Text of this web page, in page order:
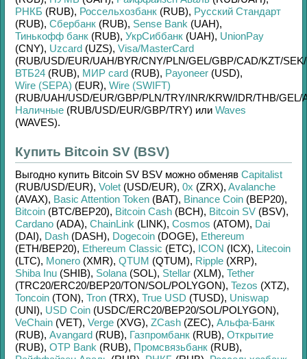
РНКБ (RUB), Россельхозбанк (RUB), Русский Стандарт
(RUB), Сбербанк (RUB), Sense Bank (UAH),
Тинькофф банк (RUB), УкрСиббанк (UAH), UnionPay
(CNY), Uzcard (UZS), Visa/MasterCard
(RUB/USD/EUR/UAH/BYR/CNY/PLN/GEL/GBP/CAD/KZT/SEK/
ВТБ24 (RUB), МИР card (RUB), Payoneer (USD),
Wire (SEPA) (EUR), Wire (SWIFT)
(RUB/UAH/USD/EUR/GBP/PLN/TRY/INR/KRW/IDR/THB/GEL/
Наличные (RUB/USD/EUR/GBP/TRY) или Waves
(WAVES).
Купить Bitcoin SV (BSV)
Выгодно купить Bitcoin SV BSV можно обменяв Capitalist
(RUB/USD/EUR), Volet (USD/EUR), 0x (ZRX), Avalanche
(AVAX), Basic Attention Token (BAT), Binance Coin (BEP20),
Bitcoin (BTC/BEP20), Bitcoin Cash (BCH), Bitcoin SV (BSV),
Cardano (ADA), ChainLink (LINK), Cosmos (ATOM), Dai
(DAI), Dash (DASH), Dogecoin (DOGE), Ethereum
(ETH/BEP20), Ethereum Classic (ETC), ICON (ICX), Litecoin
(LTC), Monero (XMR), QTUM (QTUM), Ripple (XRP),
Shiba Inu (SHIB), Solana (SOL), Stellar (XLM), Tether
(TRC20/ERC20/BEP20/TON/SOL/POLYGON), Tezos (XTZ),
Toncoin (TON), Tron (TRX), True USD (TUSD), Uniswap
(UNI), USD Coin (USDC/ERC20/BEP20/SOL/POLYGON),
VeChain (VET), Verge (XVG), ZCash (ZEC), Альфа-Банк
(RUB), Avangard (RUB), Газпромбанк (RUB), Открытие
(RUB), OTP Bank (RUB), Промсвязьбанк (RUB),